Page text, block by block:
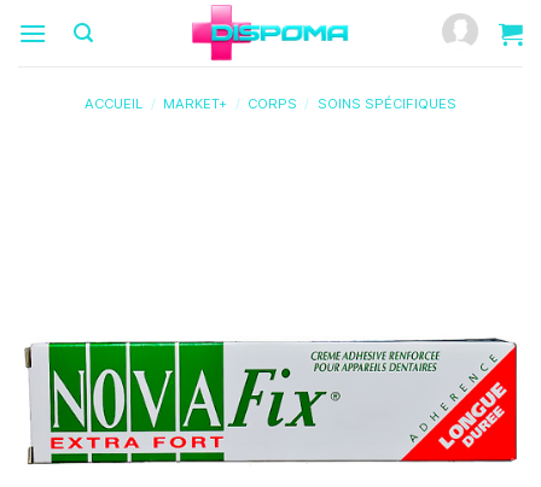
ACCUEIL / MARKET+ / CORPS / SOINS SPÉCIFIQUES